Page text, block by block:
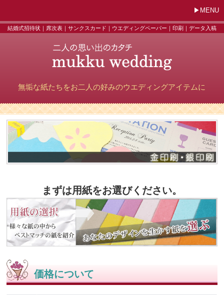
MENU
結婚式招待状｜席次表｜サンクスカード｜ウエディングペーパー｜印刷｜データ入稿
無垢な紙たちをお二人の好みのウエディングアイテムに
まずは用紙をお選びください。
価格について